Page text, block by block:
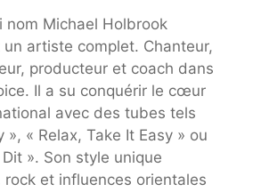
nom Michael Holbrook
un artiste complet. Chanteur,
producteur et coach dans
Il a su conquérir le cœur
avec des tubes tels
», « Relax, Take It Easy » ou
». Son style unique
rock et influences orientales